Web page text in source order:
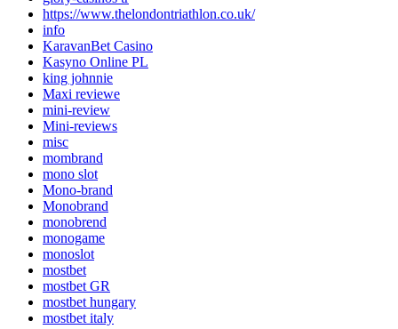
https://www.thelondontriathlon.co.uk/
info
KaravanBet Casino
Kasyno Online PL
king johnnie
Maxi reviewe
mini-review
Mini-reviews
misc
mombrand
mono slot
Mono-brand
Monobrand
monobrend
monogame
monoslot
mostbet
mostbet GR
mostbet hungary
mostbet italy